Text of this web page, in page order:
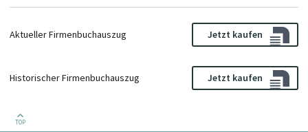
Aktueller Firmenbuchauszug Jetzt kaufen
Historischer Firmenbuchauszug Jetzt kaufen
TOP